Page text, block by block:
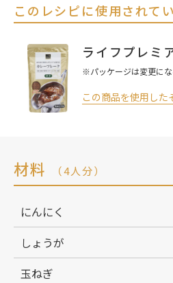
このレシピに使用されて
ライフプレミ
※パッケージは変更にな
この商品を使用した
材料 （4人分）
にんにく
しょうが
玉ねぎ